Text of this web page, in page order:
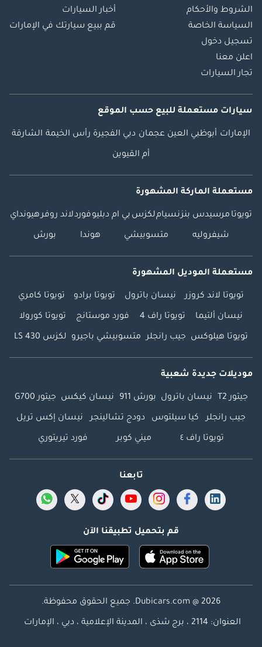
الشروط والأحكام
السياسة الخاصة
تسجيل دخول
اعلن معنا
تجار السيارات
أخبار السيارات
قم ببيع سيارتك في الإمارات
سيارات مستعملة للبيع حسب الموقع
الإمارات أبوظبي العين عجمان دبي الفجيرة رأس الخيمة الشارقة
أم القيوين
مستعملة الماركة المشهورة
تويوتا مرسيدس بنزنسياملكزس بي ام دبليوفوردلاند روفرهيونداي
شيفروليه متسوبيشي هوندا بورش
مستعملة الموديل المشهورة
تويوتا لاند كروزر نيسان باترول تويوتا برادو تويوتا كامري
نيسان ألتيما تويوتا راف 4 فورد موستانج تويوتا كورولا
تويوتا هيلوكس جيب رانجلر متسوبيشي باجيرو لكزس LS 430
موديلات جديدة شعبية
جيتور T2 نيسان باترول بورش 911 نيسان كيكس جيتور G700
جيب رانجلر كيا سيلتوس دودج تشالينجر نيسان إكس تريل
تويوتا راف ٤ ميني كوبر فورد تيريتوري
تابعنا
قم بتحميل تطبيقنا الآن
Dubicars.com @ 2026. جميع الحقوق محفوظة.
العنوان: 2114 ، برج شذى ، المدينة الإعلامية ، دبي ، الإمارات